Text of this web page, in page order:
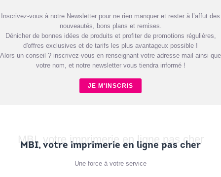
Inscrivez-vous à notre Newsletter pour ne rien manquer et rester à l’affut des
nouveautés, bons plans et remises.
Dénicher de bonnes idées de produits et profiter de promotions régulières,
d'offres exclusives et de tarifs les plus avantageux possible !
Alors un conseil ? inscrivez-vous en renseignant votre adresse mail ainsi que
votre nom, et notre newsletter vous tiendra informé !
JE M'INSCRIS
MBI, votre imprimerie en ligne pas cher
MBI, votre imprimerie en ligne pas cher
Une force à votre service